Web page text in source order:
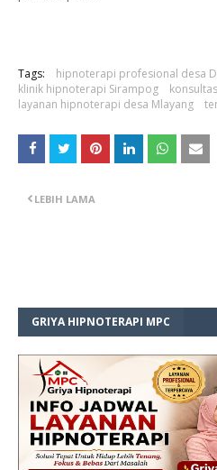
Tags:
hipnoterapi profesional desa
klinik hipnoterapi Sirampog
layanan hipnoterapi desa Mlayang
LEBIH LAMA
GRIYA HIPNOTERAPI MPC